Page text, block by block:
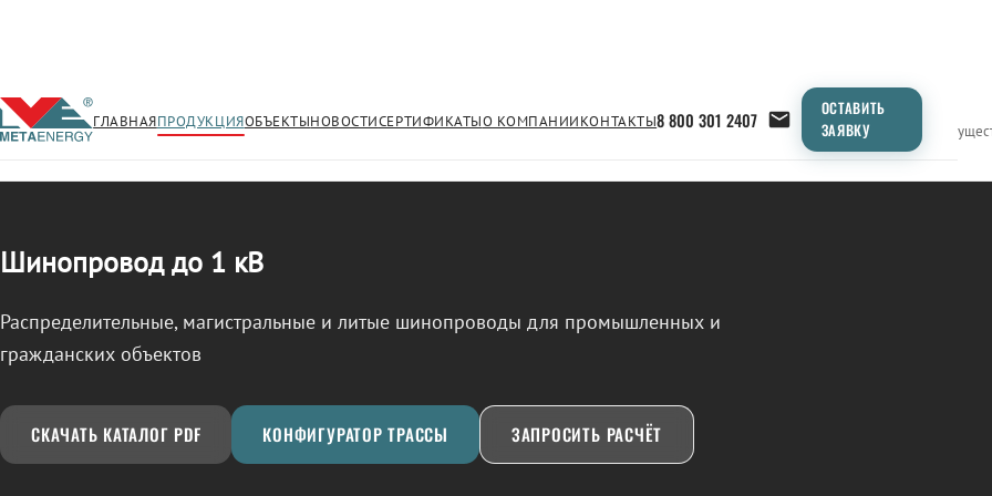
ГЛАВНАЯПРОДУКЦИЯОБЪЕКТЫНОВОСТИСЕРТИФИКАТЫО КОМПАНИИКОНТАКТЫ8 800 301 2407
ОСТАВИТЬ
ЗАЯВКУ
← Продукция/ШИНОПРОВОД Применение Продукция ТипоразмерыСравнение
Шинопровод до 1 кВ
Распределительные, магистральные и литые шинопроводы для промышленных и
гражданских объектов
СКАЧАТЬ КАТАЛОГ PDF КОНФИГУРАТОР ТРАССЫ ЗАПРОСИТЬ РАСЧЁТ